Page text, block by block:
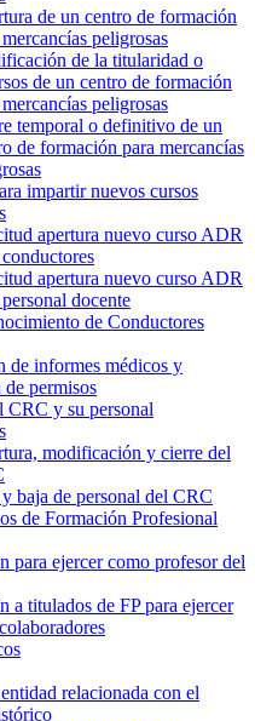
de un centro de formación
peligrosas
de la titularidad o
de un centro de formación
peligrosas
temporal o definitivo de un
de formación para mercancías
impartir nuevos cursos
apertura nuevo curso ADR
apertura nuevo curso ADR
docente
de Conductores
de informes médicos y
permisos
CRC y su personal
modificación y cierre del
baja de personal del CRC
de Formación Profesional
para ejercer como profesor del
a titulados de FP para ejercer
relacionada con el